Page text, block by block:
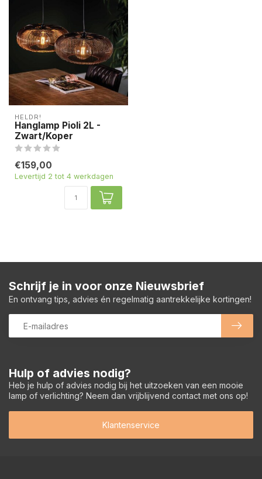
HELDR!
Hanglamp Pioli 2L -
Zwart/Koper
€159,00
Levertijd 2 tot 4 werkdagen
Hulp of advies nodig?
Heb je hulp of advies nodig bij het uitzoeken van een mooie
lamp of verlichting? Neem dan vrijblijvend contact met ons op!
Klantenservice
Schrijf je in voor onze Nieuwsbrief
En ontvang tips, advies én regelmatig aantrekkelijke kortingen!